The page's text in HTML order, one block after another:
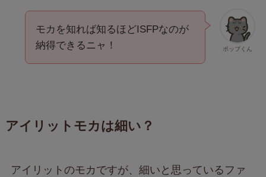
ポップくん
モカを知れば知るほどISFPなのが
納得できるニャ！
アイリットモカは細い？
アイリットのモカですが、細いと思っているファ